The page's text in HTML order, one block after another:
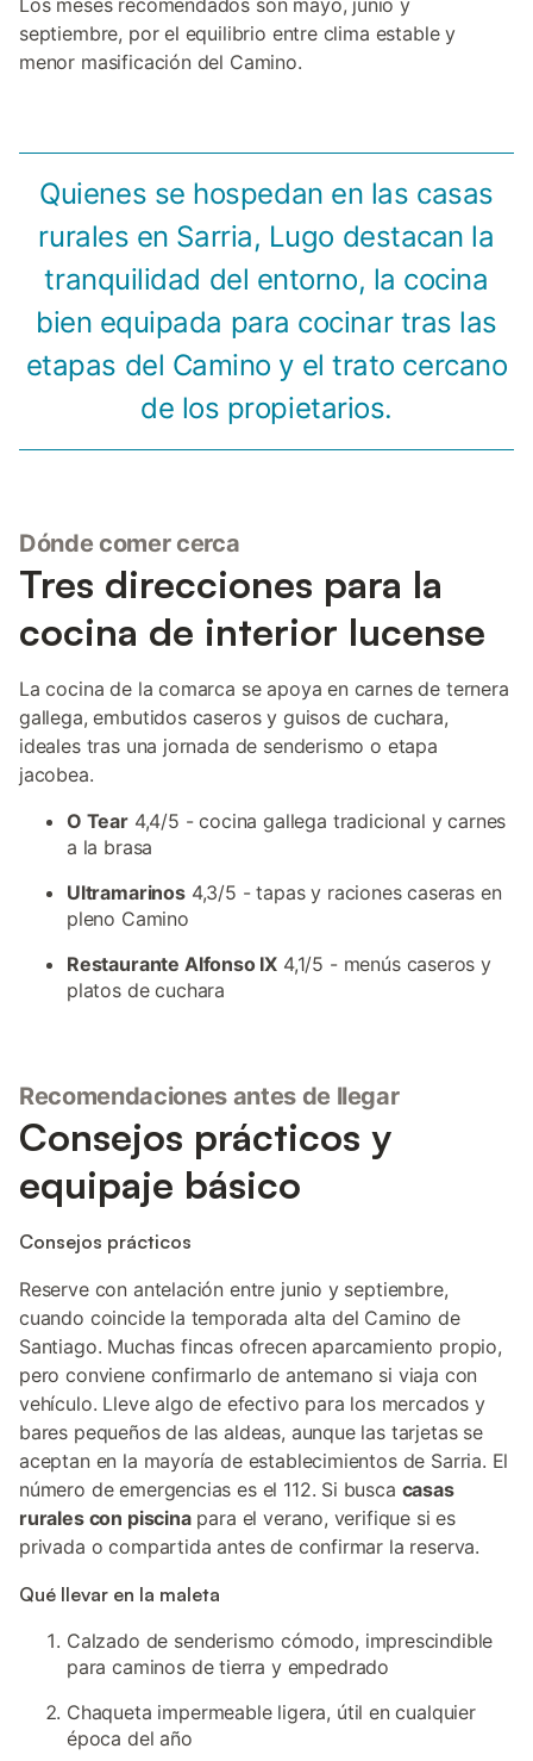
Los meses recomendados son mayo, junio y
septiembre, por el equilibrio entre clima estable y
menor masificación del Camino.
Quienes se hospedan en las casas
rurales en Sarria, Lugo destacan la
tranquilidad del entorno, la cocina
bien equipada para cocinar tras las
etapas del Camino y el trato cercano
de los propietarios.
Dónde comer cerca
Tres direcciones para la
cocina de interior lucense
La cocina de la comarca se apoya en carnes de ternera
gallega, embutidos caseros y guisos de cuchara,
ideales tras una jornada de senderismo o etapa
jacobea.
O Tear4,4/5 - cocina gallega tradicional y carnes
a la brasa
Ultramarinos4,3/5 - tapas y raciones caseras en
pleno Camino
Restaurante Alfonso IX 4,1/5 - menús caseros y
platos de cuchara
Recomendaciones antes de llegar
Consejos prácticos y
equipaje básico
Consejos prácticos
Reserve con antelación entre junio y septiembre,
cuando coincide la temporada alta del Camino de
Santiago. Muchas fincas ofrecen aparcamiento propio,
pero conviene confirmarlo de antemano si viaja con
vehículo. Lleve algo de efectivo para los mercados y
bares pequeños de las aldeas, aunque las tarjetas se
aceptan en la mayoría de establecimientos de Sarria. El
número de emergencias es el 112. Si busca casas
rurales con piscinapara el verano, verifique si es
privada o compartida antes de confirmar la reserva.
Qué llevar en la maleta
Calzado de senderismo cómodo, imprescindible
para caminos de tierra y empedrado
Chaqueta impermeable ligera, útil en cualquier
época del año